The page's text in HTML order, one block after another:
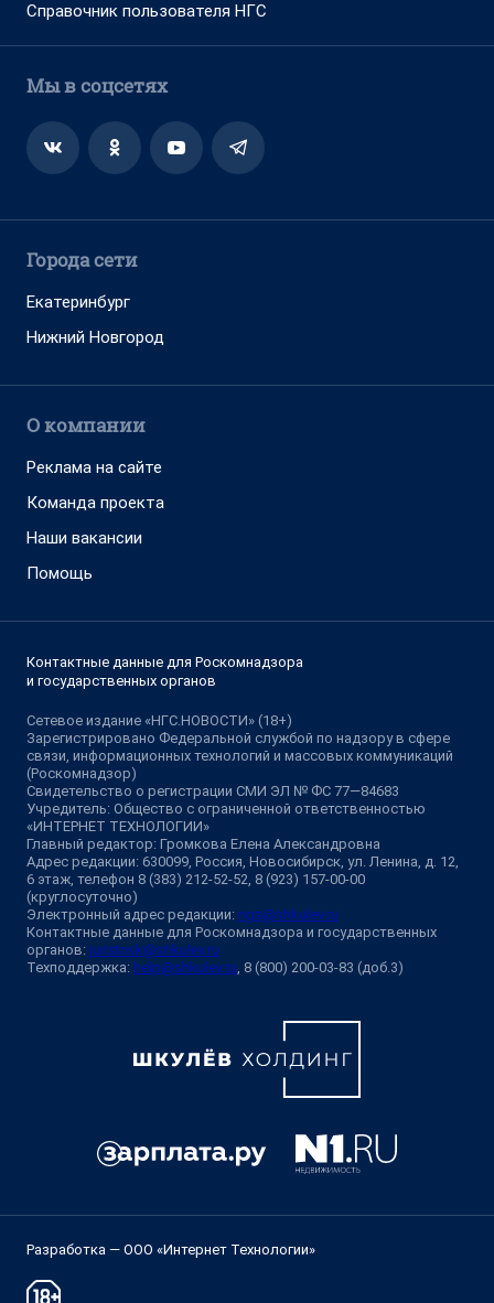
Справочник пользователя НГС
Мы в соцсетях
Города сети
Екатеринбург
Нижний Новгород
О компании
Реклама на сайте
Команда проекта
Наши вакансии
Помощь
Контактные данные для Роскомнадзора
и государственных органов
Сетевое издание «НГС.НОВОСТИ» (18+)
Зарегистрировано Федеральной службой по надзору в сфере
связи, информационных технологий и массовых коммуникаций
(Роскомнадзор)
Свидетельство о регистрации СМИ ЭЛ № ФС 77—84683
Учредитель: Общество с ограниченной ответственностью
«ИНТЕРНЕТ ТЕХНОЛОГИИ»
Главный редактор: Громкова Елена Александровна
Адрес редакции: 630099, Россия, Новосибирск, ул. Ленина, д. 12,
6 этаж, телефон 8 (383) 212-52-52, 8 (923) 157-00-00
(круглосуточно)
Электронный адрес редакции: ngs@shkulev.ru
Контактные данные для Роскомнадзора и государственных
органов: juristnsk@shkulev.ru
Техподдержка: help@shkulev.ru, 8 (800) 200-03-83 (доб.3)
Разработка — ООО «Интернет Технологии»